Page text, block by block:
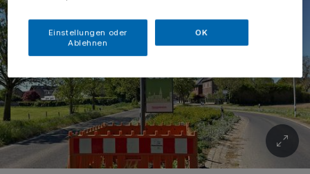
Einstellungen oder
Ablehnen
OK